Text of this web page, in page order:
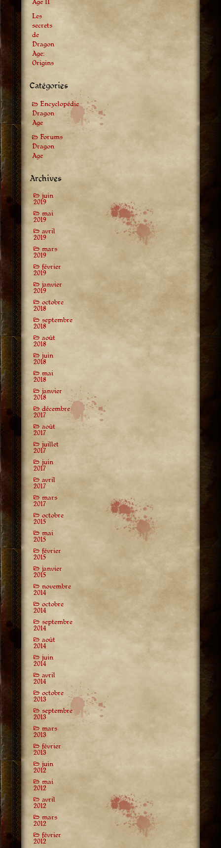
Age II
Les
secrets
de
Dragon
Age:
Origins
Catégories
Encyclopédie
Dragon
Age
Forums
Dragon
Age
Archives
juin
2019
mai
2019
avril
2019
mars
2019
février
2019
janvier
2019
octobre
2018
septembre
2018
août
2018
juin
2018
mai
2018
janvier
2018
décembre
2017
août
2017
juillet
2017
juin
2017
avril
2017
mars
2017
octobre
2015
mai
2015
février
2015
janvier
2015
novembre
2014
octobre
2014
septembre
2014
août
2014
juin
2014
avril
2014
octobre
2013
septembre
2013
mars
2013
février
2013
juin
2012
mai
2012
avril
2012
mars
2012
février
2012